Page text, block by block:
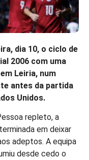
dia 10, o ciclo de
2006 com uma
Leiria, num
antes da partida
Unidos.
repleto, a
em deixar
adeptos. A equipa
desde cedo o